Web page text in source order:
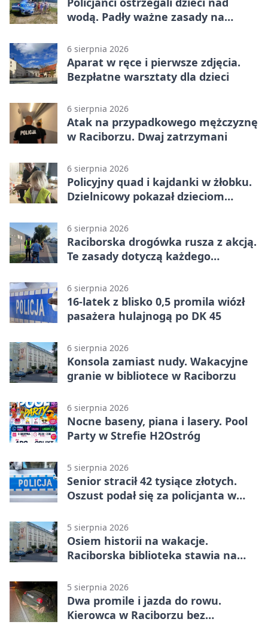
wodą. Padły ważne zasady na
6 sierpnia 2026
Aparat w ręce i pierwsze zdjęcia.
Bezpłatne warsztaty dla dzieci
6 sierpnia 2026
Atak na przypadkowego mężczyznę
w Raciborzu. Dwaj zatrzymani
6 sierpnia 2026
Policyjny quad i kajdanki w żłobku.
Dzielnicowy pokazał dzieciom
6 sierpnia 2026
Raciborska drogówka rusza z akcją.
Te zasady dotyczą każdego
6 sierpnia 2026
16-latek z blisko 0,5 promila wiózł
pasażera hulajnogą po DK 45
6 sierpnia 2026
Konsola zamiast nudy. Wakacyjne
granie w bibliotece w Raciborzu
6 sierpnia 2026
Nocne baseny, piana i lasery. Pool
Party w Strefie H2Ostróg
5 sierpnia 2026
Senior stracił 42 tysiące złotych.
Oszust podał się za policjanta w
5 sierpnia 2026
Osiem historii na wakacje.
Raciborska biblioteka stawia na
5 sierpnia 2026
Dwa promile i jazda do rowu.
Kierowca w Raciborzu bez